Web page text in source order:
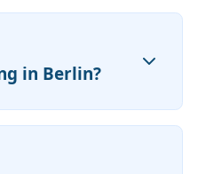
in Berlin?